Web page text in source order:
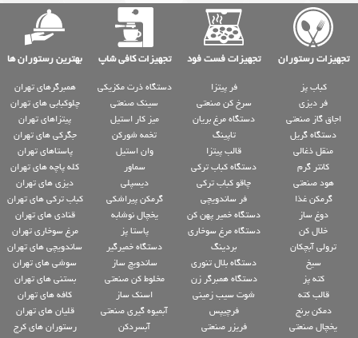
تجهیزات رستوران تجهیزات فست فود تجهیزات کافی شاپ بهترین رستوران ها
کباب پز
فر دیزی
اجاق گاز صنعتی
دستگاه گریل
منقل ذغالی
کانتر گرم
هود صنعتی
گرمکن غذا
دوغ ساز
خلال کن
ترولی آبچکان
سیخ
کته پز
قالب کته
دمکن برنج
یخچال صنعتی
فر پیتزا
سرخ کن صنعتی
دستگاه مرغ بریان
تاپینگ
قالب پیتزا
دستگاه کباب ترکی
چاقو کباب ترکی
فر ساندویچی
دستگاه خمیر پهن کن
دستگاه مرغ سوخاری
بردینگ
دستگاه بلال تنوری
دستگاه همبرگر زن
شوت سیب زمینی
فرچیپس
فریزر صنعتی
دستگاه ذرت مکزیکی
سینک صنعتی
میز کار استیل
تخمه شورکن
وان استیل
سماور
دیسپلی
گرمکن پیراشکی
یخچال نوشابه
پاستا پز
دستگاه خمیرگیر
ساندویچ ساز
مخلوط کن صنعتی
اسنک ساز
آبمیوه گیری صنعتی
آبسردکن
همبرگرهای تهران
چلوکبابی های تهران
پیتزاهای تهران
جگرکی های تهران
پاستاهای تهران
کله پاچه های تهران
دیزی های تهران
کباب ترکی های تهران
قنادی های تهران
مرغ سوخاری تهران
ساندویچی های تهران
سوشی های تهران
بستنی های تهران
کافه های تهران
قلیان های تهران
رستوران های کرج